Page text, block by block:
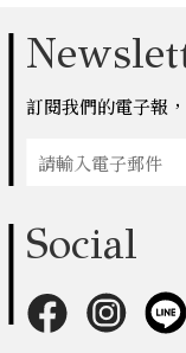
訂閱我們的電子報
Social